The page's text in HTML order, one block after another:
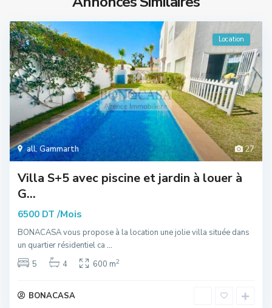
27
all,Gammarth
Location
Villa S+5 avec piscine et jardin à louer à
G...
6500 DT /Mois
BONACASA vous propose à la location une jolie villa située dans
un quartier résidentiel ca ...
5
4 600 m2
BONACASA